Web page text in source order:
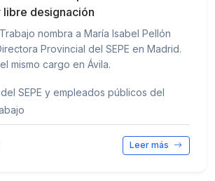
libre designación
nombra a María Isabel Pellón
Provincial del SEPE en Madrid.
mismo cargo en Ávila.
SEPE y empleados públicos del
Leer más